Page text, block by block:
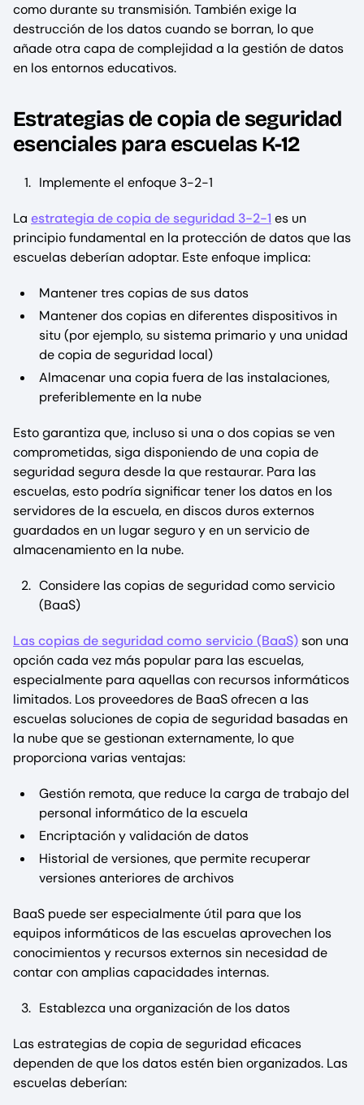
como durante su transmisión. También exige la
destrucción de los datos cuando se borran, lo que
añade otra capa de complejidad a la gestión de datos
en los entornos educativos.
Estrategias de copia de seguridad
esenciales para escuelas K-12
Implemente el enfoque 3-2-1
La estrategia de copia de seguridad 3-2-1 es un
principio fundamental en la protección de datos que las
escuelas deberían adoptar. Este enfoque implica:
Mantener tres copias de sus datos
Mantener dos copias en diferentes dispositivos in
situ (por ejemplo, su sistema primario y una unidad
de copia de seguridad local)
Almacenar una copia fuera de las instalaciones,
preferiblemente en la nube
Esto garantiza que, incluso si una o dos copias se ven
comprometidas, siga disponiendo de una copia de
seguridad segura desde la que restaurar. Para las
escuelas, esto podría significar tener los datos en los
servidores de la escuela, en discos duros externos
guardados en un lugar seguro y en un servicio de
almacenamiento en la nube.
Considere las copias de seguridad como servicio
(BaaS)
Las copias de seguridad como servicio (BaaS)son una
opción cada vez más popular para las escuelas,
especialmente para aquellas con recursos informáticos
limitados. Los proveedores de BaaS ofrecen a las
escuelas soluciones de copia de seguridad basadas en
la nube que se gestionan externamente, lo que
proporciona varias ventajas:
Gestión remota, que reduce la carga de trabajo del
personal informático de la escuela
Encriptación y validación de datos
Historial de versiones, que permite recuperar
versiones anteriores de archivos
BaaS puede ser especialmente útil para que los
equipos informáticos de las escuelas aprovechen los
conocimientos y recursos externos sin necesidad de
contar con amplias capacidades internas.
Establezca una organización de los datos
Las estrategias de copia de seguridad eficaces
dependen de que los datos estén bien organizados. Las
escuelas deberían: